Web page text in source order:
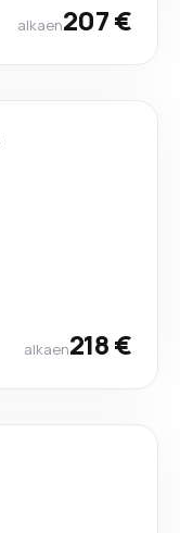
alkaen207 €
alkaen218 €